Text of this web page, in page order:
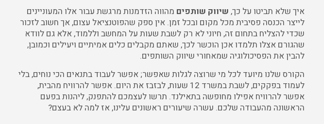
איך שלא תביטו על כך, שיווק שותפים מהווה הזדמנות מרגשת עבור אלו המעוניינים
לייצר הכנסה פסיבית מכל מקום ובכל זמן. אין ספק שהפוטנציאל עצום, אך חשוב לזכור
שכדי להצליח בתחום זה, חיוני לא רק לשבת שעות על המחשב וללמוד, אלא גם לוודא
שהגורם אצלו תלמדו אכן הוכשר לכך, שאתם מקבלים כלים אמיתיים ויעילים וכמובן,
להבין את הפסיכולוגיה שמאחורי שיווק השותפים.
הקורס שלנו מיועד לכל מי שרוצה לגלות שאפשר; אפשר לעבוד בתנאים הכי נוחים, בלי
לעמוד בפקקים, לשבת במשרד 12 שעות, לבזבז את היום. אפשר להרוויח מהבית,
אפשר להרוויח אפילו מחופשה בתאילנד. תרשו לעצמכם להתפנק, ליהנות בפעם
הראשונה מהעבודה שלכם. עשרה שיעורים ראשונים עלינו, אז למה לא בעצם?